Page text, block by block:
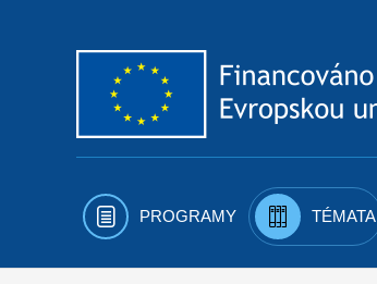
PROGRAMY TÉMATA